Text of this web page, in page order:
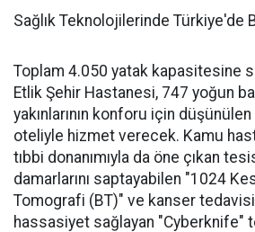
Sağlık Teknolojilerinde Türkiye'de
Toplam 4.050 yatak kapasitesine
Etlik Şehir Hastanesi, 747 yoğun
yakınlarının konforu için
oteliyle hizmet verecek. Kamu
tıbbi donanımıyla da öne çıkan
damarlarını saptayabilen "1024
Tomografi (BT)" ve kanser
hassasiyet sağlayan "Cyberknife"